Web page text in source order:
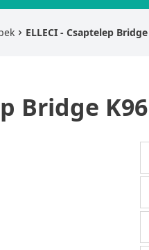
ELLECI - Csaptelep
Bridge K96